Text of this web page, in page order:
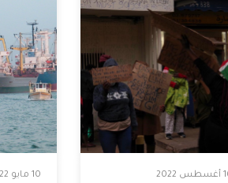
2022 10 مايو 2022